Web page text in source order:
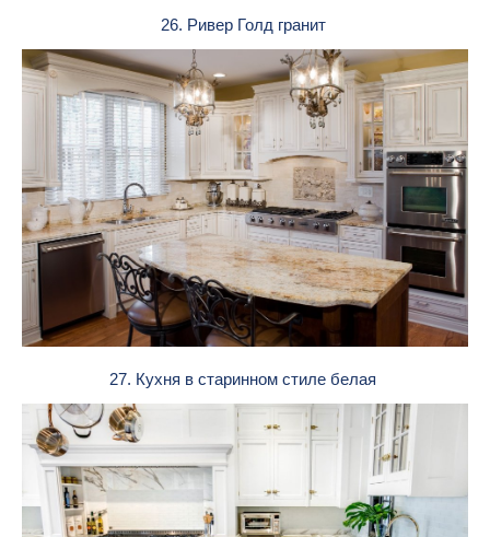
26. Ривер Голд гранит
27. Кухня в старинном стиле белая